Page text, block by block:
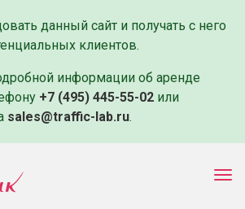
данный сайт и получать с него
клиентов.
информации об аренде
+7 (495) 445-55-02 или
sales@traffic-lab.ru.